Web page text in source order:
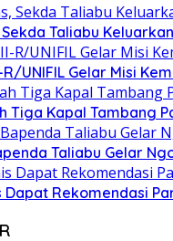
Taliabu
UNIFIL Gelar Misi
Tiga Kapal Tambang
Taliabu Gelar
Dapat Rekomendasi